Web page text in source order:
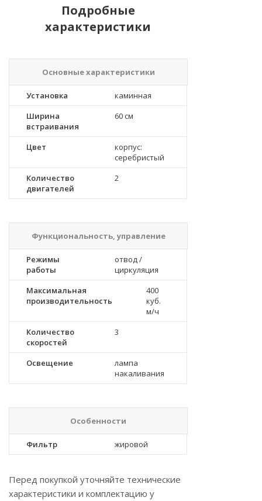
Подробные
характеристики
Основные характеристики
Установка
каминная
Ширина
встраивания
60 см
Цвет
корпус:
серебристый
Количество
двигателей
2
Функциональность, управление
Режимы
работы
отвод /
циркуляция
Максимальная
производительность
400
куб.
м/ч
Количество
скоростей
3
Освещение
лампа
накаливания
Особенности
Фильтр жировой
Перед покупкой уточняйте технические
характеристики и комплектацию у